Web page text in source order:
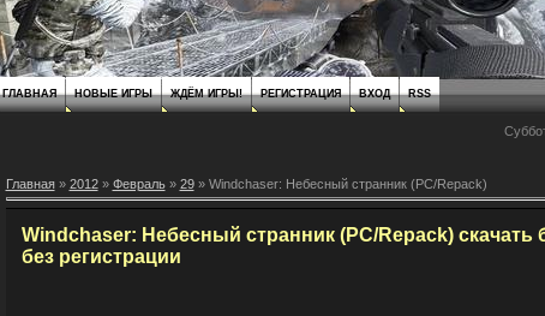
ГЛАВНАЯ НОВЫЕ ИГРЫ ЖДЁМ ИГРЫ! РЕГИСТРАЦИЯ ВХОД RSS
Главная» 2012 » Февраль » 29» Windchaser: Небесный странник (PC/Repack)
Windchaser: Небесный странник (PC/Repack) скачать
без регистрации